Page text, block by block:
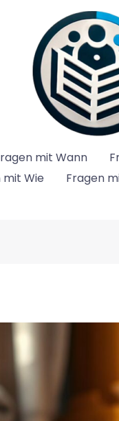
mit Wann
mit Wie Fragen